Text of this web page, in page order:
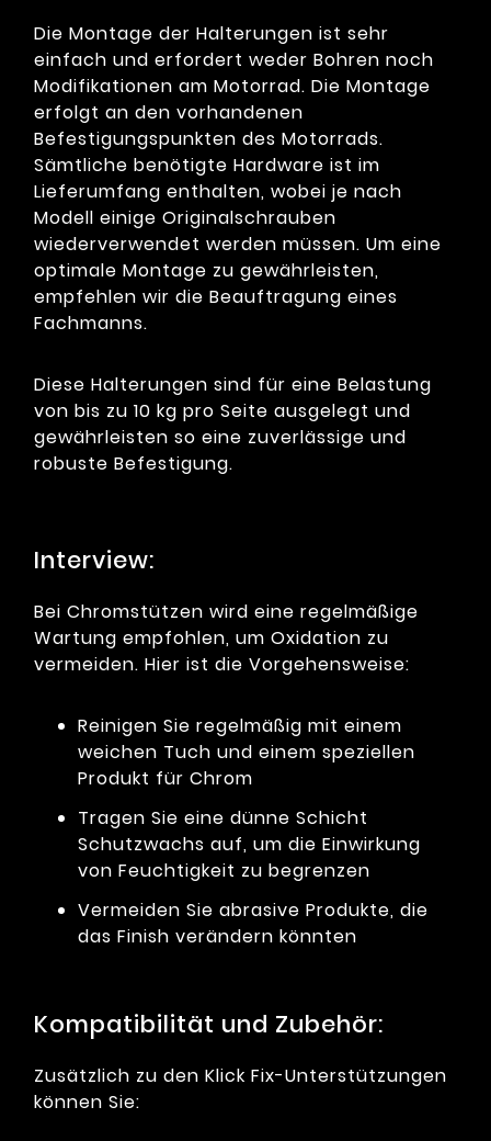
Die Montage der Halterungen ist sehr
einfach und erfordert weder Bohren noch
Modifikationen am Motorrad. Die Montage
erfolgt an den vorhandenen
Befestigungspunkten des Motorrads.
Sämtliche benötigte Hardware ist im
Lieferumfang enthalten, wobei je nach
Modell einige Originalschrauben
wiederverwendet werden müssen. Um eine
optimale Montage zu gewährleisten,
empfehlen wir die Beauftragung eines
Fachmanns.
Diese Halterungen sind für eine Belastung
von bis zu 10 kg pro Seite ausgelegt und
gewährleisten so eine zuverlässige und
robuste Befestigung.
Interview:
Bei Chromstützen wird eine regelmäßige
Wartung empfohlen, um Oxidation zu
vermeiden. Hier ist die Vorgehensweise:
Reinigen Sie regelmäßig mit einem
weichen Tuch und einem speziellen
Produkt für Chrom
Tragen Sie eine dünne Schicht
Schutzwachs auf, um die Einwirkung
von Feuchtigkeit zu begrenzen
Vermeiden Sie abrasive Produkte, die
das Finish verändern könnten
Kompatibilität und Zubehör:
Zusätzlich zu den Klick Fix-Unterstützungen
können Sie: